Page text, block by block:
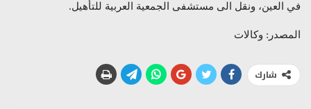
في العين، ونقل الى مستشفى الجمعية العربية للتأهيل.
المصدر: وكالات
شارك